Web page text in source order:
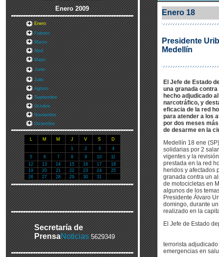
Enero2009
Enero
Febrero
Marzo
Abril
Mayo
Junio
Julio
Agosto
Septiembre
Octubre
Noviembre
Diciembre
L M M J V S
D
1
2 3
4
5
6 7 8 9 10
11
12
13 14 15 16 17
18
19
20 21 22 23 24
25
26
27 28 29 30 31
Secretaría de
PrensaNoticias 5629349
Enero 18
Presidente
Medellín
El Jefe de Estado
una granada
hecho adjudicado
narcotráfico, y
eficacia de la red
para atender a los
por dos meses
de desarme en la
Medellín 18 ene
solidarias por 2
vigentes y la
prestada en la red
heridos y afectados
granada contra un
de motocicletas en
algunos de los
Presidente Álvaro
domingo, durante
realizado en la
El Jefe de Estado
terrorista
emergencias en